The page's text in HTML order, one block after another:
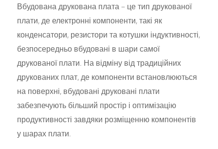
Вбудована друкована плата – це тип друкованої
плати, де електронні компоненти, такі як
конденсатори, резистори та котушки індуктивності,
безпосередньо вбудовані в шари самої
друкованої плати. На відміну від традиційних
друкованих плат, де компоненти встановлюються
на поверхні, вбудовані друковані плати
забезпечують більший простір і оптимізацію
продуктивності завдяки розміщенню компонентів
у шарах плати.